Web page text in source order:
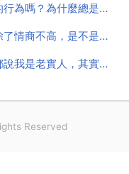
做老實人不好，做老實人是一種不好的行為嗎？為什麼總是欺負老實人？
老實人是不一點情商都沒有，老實人除了情商不高，是不是有些智商不高的也算呢？
我不愛說話，是個老實人，因為別人都說我是老實人，其實我自己不知道是不幹活的時候偷奸耍滑，偷工減料
Reserved